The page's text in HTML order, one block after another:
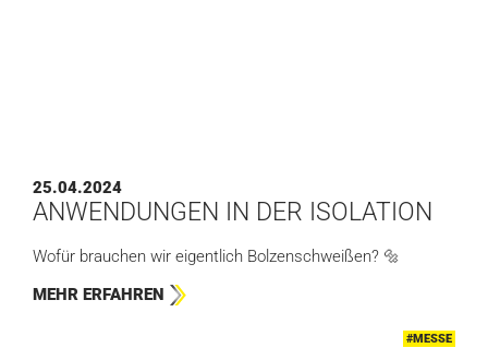
25.04.2024
ANWENDUNGEN IN DER ISOLATION
Wofür brauchen wir eigentlich Bolzenschweißen? 🔩
MEHR ERFAHREN
#MESSE